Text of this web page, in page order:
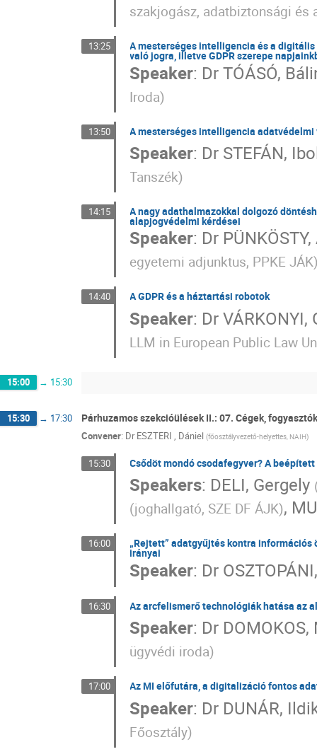
szakjogász, adatbiztonsági és
13:25 A mesterséges intelligencia és a
való jogra, illetve GDPR szerepe
Speaker: Dr TÓÁSÓ,
Iroda)
13:50 A mesterséges intelligencia
Speaker: Dr STEFÁN,
Tanszék)
14:15 A nagy adathalmazokkal dolgozó
alapjogvédelmi kérdései
Speaker: Dr
egyetemi adjunktus, PPKE JÁK
14:40 A GDPR és a háztartási robotok
Speaker: Dr
LLM in European Public Law
15:00 → 15:30
15:30 → 17:30 Párhuzamos szekcióülések II.: 07. Cégek,
Convener: Dr ESZTERI , Dániel (főosztályvezető-helyettes, NAIH)
15:30 Csődöt mondó csodafegyver? A
Speakers: DELI, Gergely
(joghallgató, SZE DF ÁJK),
16:00 „Rejtett” adatgyűjtés kontra
irányai
Speaker: Dr
16:30 Az arcfelismerő technológiák hatása az
Speaker: Dr
ügyvédi iroda)
17:00 Az MI előfutára, a digitalizáció fontos
Speaker: Dr DUNÁR,
Főosztály)